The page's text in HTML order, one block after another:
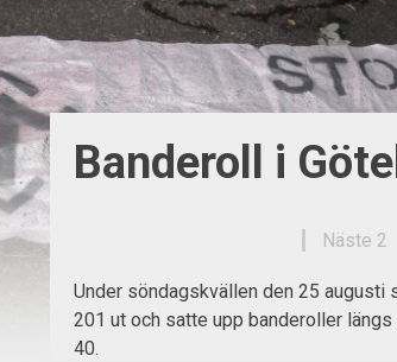
Banderoll i
Näste 2
Under söndagskvällen den 25 augusti
201 ut och satte upp banderoller
40.